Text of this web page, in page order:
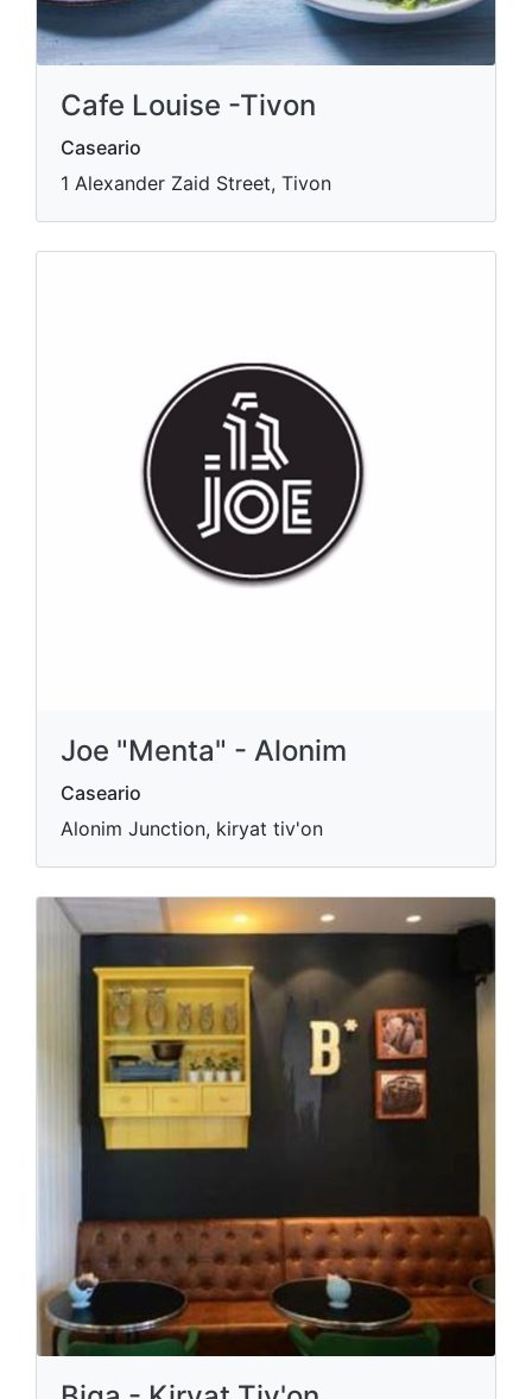
Cafe Louise -Tivon
Caseario
1 Alexander Zaid Street, Tivon
Joe "Menta" - Alonim
Caseario
Alonim Junction, kiryat tiv'on